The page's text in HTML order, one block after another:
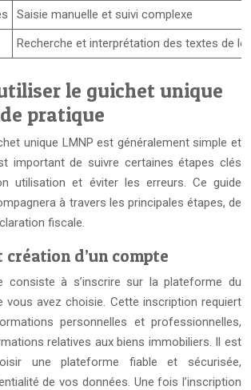
Saisie manuelle et suivi complexe
Recherche et interprétation des textes de loi
le guichet unique
pratique
unique LMNP est généralement simple et
important de suivre certaines étapes clés
utilisation et éviter les erreurs. Ce guide
à travers les principales étapes, de
fiscale.
d’un compte
consiste à s’inscrire sur la plateforme du
vous avez choisie. Cette inscription requiert
personnelles et professionnelles,
relatives aux biens immobiliers. Il est
une plateforme fiable et sécurisée,
de vos données. Une fois l’inscription